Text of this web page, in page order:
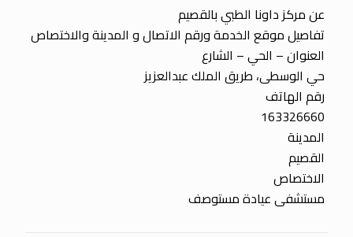
عن مركز داونا الطبي بالقصيم
تفاصيل موقع الخدمة ورقم الاتصال و المدينة والاختصاص
العنوان – الحي – الشارع
حي الوسطى، طريق الملك عبدالعزيز
رقم الهاتف
163326660
المدينة
القصيم
الاختصاص
مستشفى عيادة مستوصف